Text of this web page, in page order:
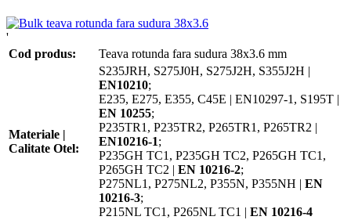
'
Cod produs:
Teava rotunda fara sudura 38x3.6 mm
Materiale |
Calitate Otel:
S235JRH, S275J0H, S275J2H, S355J2H |
EN10210;
E235, E275, E355, C45E | EN10297-1, S195T |
EN 10255;
P235TR1, P235TR2, P265TR1, P265TR2 |
EN10216-1;
P235GH TC1, P235GH TC2, P265GH TC1,
P265GH TC2 | EN 10216-2;
P275NL1, P275NL2, P355N, P355NH | EN
10216-3;
P215NL TC1, P265NL TC1 | EN 10216-4